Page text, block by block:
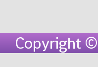
Copyright